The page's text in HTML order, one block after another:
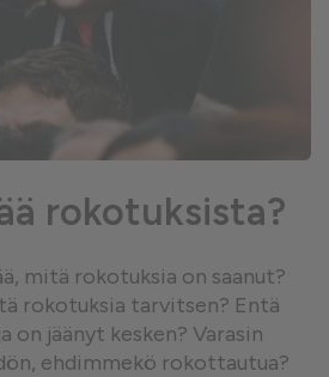
rokotuksista?
mitä rokotuksia on saanut?
rokotuksia tarvitsen? Entä
on jäänyt kesken? Varasin
ehdimmekö rokottautua?